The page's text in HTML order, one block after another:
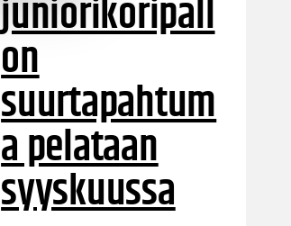
juniorikoripall
on
suurtapahtum
a pelataan
syyskuussa